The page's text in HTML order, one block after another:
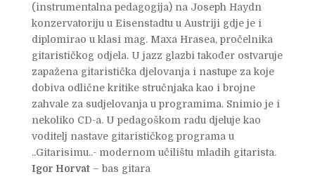
(instrumentalna pedagogija) na Joseph Haydn
konzervatoriju u Eisenstadtu u Austriji gdje je i
diplomirao u klasi mag. Maxa Hrasea, pročelnika
gitarističkog odjela. U jazz glazbi također ostvaruje
zapažena gitaristička djelovanja i nastupe za koje
dobiva odlične kritike stručnjaka kao i brojne
zahvale za sudjelovanja u programima. Snimio je i
nekoliko CD-a. U pedagoškom radu djeluje kao
voditelj nastave gitarističkog programa u
..Gitarisimu..- modernom učilištu mladih gitarista.
Igor Horvat– bas gitara